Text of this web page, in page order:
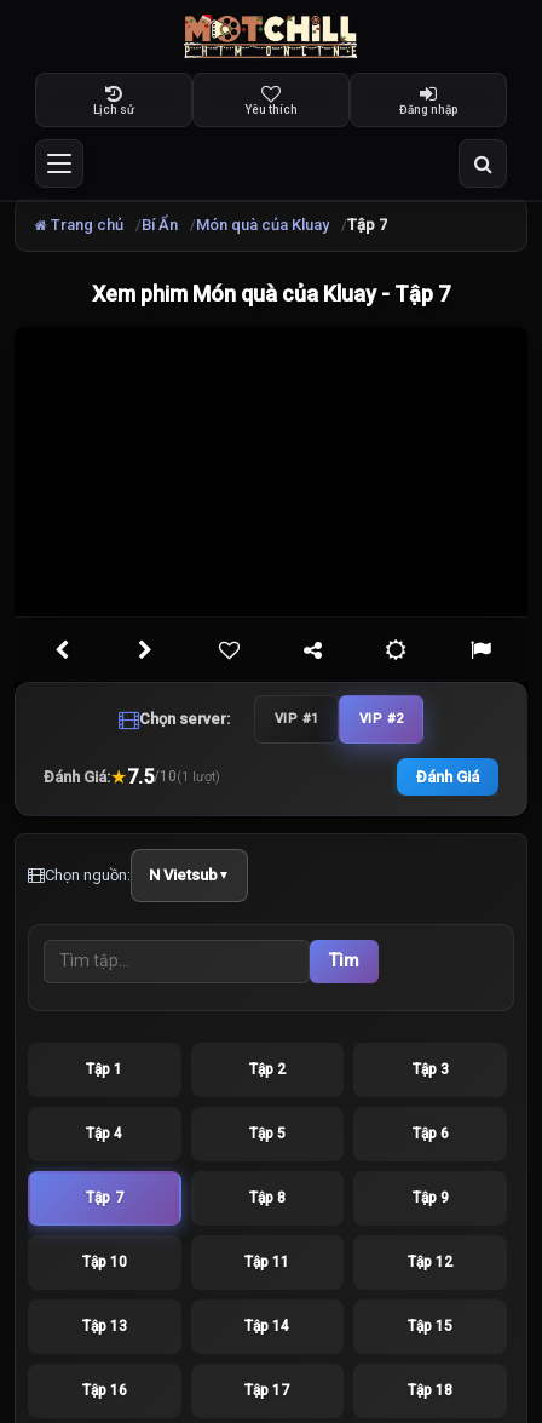
Lịch sử Yêu thích Đăng nhập
Trang chủ Bí Ẩn Món quà của Kluay Tập 7
Xem phim Món quà của Kluay - Tập 7
Chọn server: VIP #1 VIP #2
Đánh Giá:★7.5/10(1 lượt) Đánh Giá
Chọn nguồn: N Vietsub▼
Tìm
Tập 1 Tập 2 Tập 3
Tập 4 Tập 5 Tập 6
Tập 7 Tập 8 Tập 9
Tập 10 Tập 11 Tập 12
Tập 13 Tập 14 Tập 15
Tập 16 Tập 17 Tập 18